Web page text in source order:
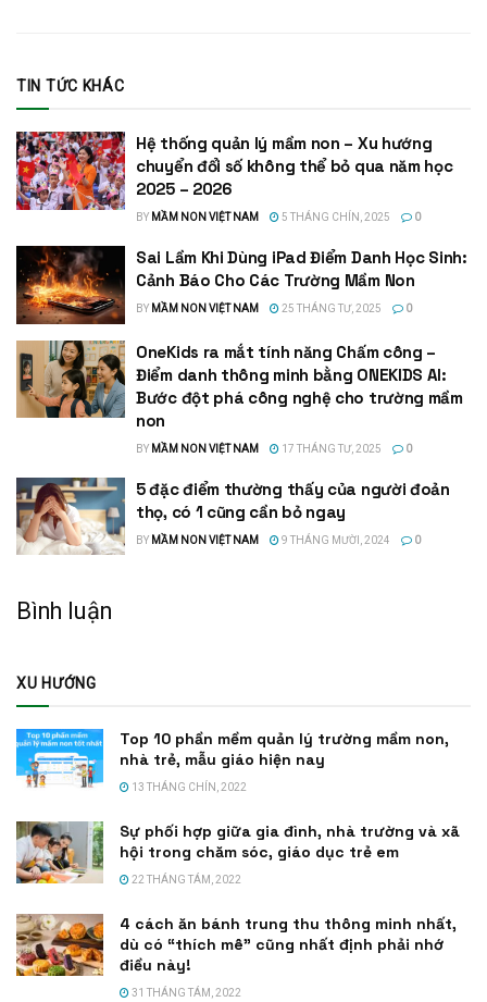
TIN TỨC KHÁC
Hệ thống quản lý mầm non – Xu hướng
chuyển đổi số không thể bỏ qua năm học
2025 – 2026
BY MẦM NON VIỆT NAM 5 THÁNG CHÍN, 2025 0
Sai Lầm Khi Dùng iPad Điểm Danh Học Sinh:
Cảnh Báo Cho Các Trường Mầm Non
BY MẦM NON VIỆT NAM 25 THÁNG TƯ, 2025 0
OneKids ra mắt tính năng Chấm công –
Điểm danh thông minh bằng ONEKIDS AI:
Bước đột phá công nghệ cho trường mầm
non
BY MẦM NON VIỆT NAM 17 THÁNG TƯ, 2025 0
5 đặc điểm thường thấy của người đoản
thọ, có 1 cũng cần bỏ ngay
BY MẦM NON VIỆT NAM 9 THÁNG MƯỜI, 2024 0
Bình luận
XU HƯỚNG
Top 10 phần mềm quản lý trường mầm non,
nhà trẻ, mẫu giáo hiện nay
13 THÁNG CHÍN, 2022
Sự phối hợp giữa gia đình, nhà trường và xã
hội trong chăm sóc, giáo dục trẻ em
22 THÁNG TÁM, 2022
4 cách ăn bánh trung thu thông minh nhất,
dù có “thích mê” cũng nhất định phải nhớ
điều này!
31 THÁNG TÁM, 2022